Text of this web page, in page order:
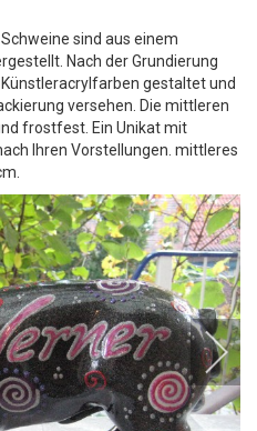
sind aus einem
Nach der Grundierung
gestaltet und
versehen. Die mittleren
frostfest. Ein Unikat mit
Ihren Vorstellungen. mittleres